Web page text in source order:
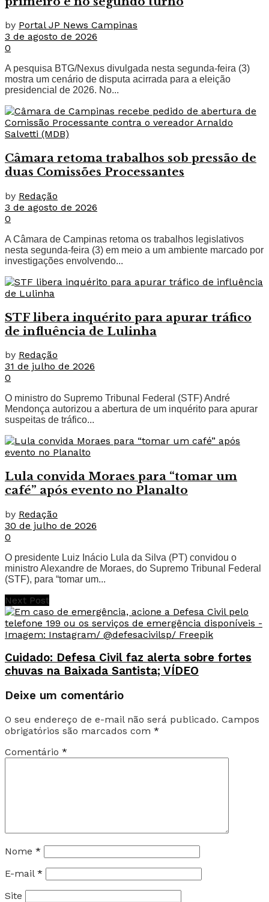
by Portal JP News Campinas
3 de agosto de 2026
0
A pesquisa BTG/Nexus divulgada nesta segunda-feira (3)
mostra um cenário de disputa acirrada para a eleição
presidencial de 2026. No...
Câmara retoma trabalhos sob pressão de
duas Comissões Processantes
by Redação
3 de agosto de 2026
0
A Câmara de Campinas retoma os trabalhos legislativos
nesta segunda-feira (3) em meio a um ambiente marcado por
investigações envolvendo...
STF libera inquérito para apurar tráfico
de influência de Lulinha
by Redação
31 de julho de 2026
0
O ministro do Supremo Tribunal Federal (STF) André
Mendonça autorizou a abertura de um inquérito para apurar
suspeitas de tráfico...
Lula convida Moraes para “tomar um
café” após evento no Planalto
by Redação
30 de julho de 2026
0
O presidente Luiz Inácio Lula da Silva (PT) convidou o
ministro Alexandre de Moraes, do Supremo Tribunal Federal
(STF), para “tomar um...
Next Post
Cuidado: Defesa Civil faz alerta sobre fortes
chuvas na Baixada Santista; VÍDEO
Deixe um comentário
O seu endereço de e-mail não será publicado. Campos
obrigatórios são marcados com *
Comentário *
Nome *
E-mail *
Site